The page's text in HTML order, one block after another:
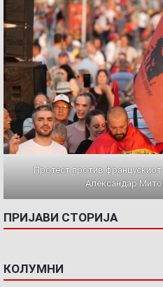
Протест против
Александар
ПРИЈАВИ СТОРИЈА
КОЛУМНИ